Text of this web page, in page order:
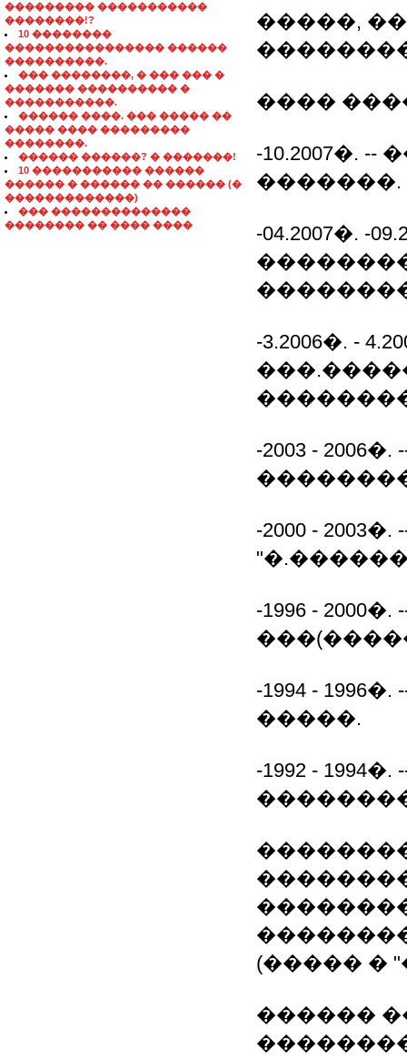
��������� �����������
��������!?
10 ��������
���������������� ������
����������.
��� ��������, � ��� ��� �
������� ���������� �
�����������.
������ ����. ��� ����� ��
����� ���� ���������
��������.
������ ������? � �������!
10 ����������� ������
������ � ������ �� ������ (�
�������������)
��� ��������������
�������� �� ���� ����
�����,
����
-
�������.
-04.2007�. -
-3.2006�. -
-2003 -
-2000 -
-1996 -
-1994 -
�����.
-1992 -
(����� �
������